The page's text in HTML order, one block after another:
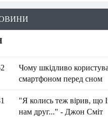
Чому шкідливо
смартфоном перед сном
"Я колись теж вірив, що
нам друг..." - Джон Сміт